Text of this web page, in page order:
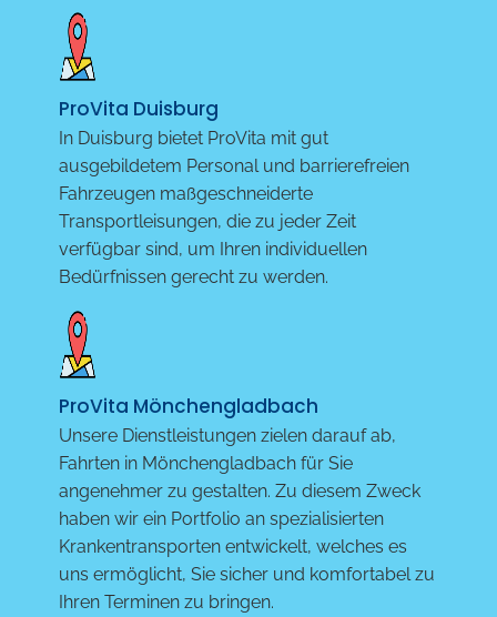
ProVita Duisburg
In Duisburg bietet ProVita mit gut
ausgebildetem Personal und barrierefreien
Fahrzeugen maßgeschneiderte
Transportleisungen, die zu jeder Zeit
verfügbar sind, um Ihren individuellen
Bedürfnissen gerecht zu werden.
ProVita Mönchengladbach
Unsere Dienstleistungen zielen darauf ab,
Fahrten in Mönchengladbach für Sie
angenehmer zu gestalten. Zu diesem Zweck
haben wir ein Portfolio an spezialisierten
Krankentransporten entwickelt, welches es
uns ermöglicht, Sie sicher und komfortabel zu
Ihren Terminen zu bringen.